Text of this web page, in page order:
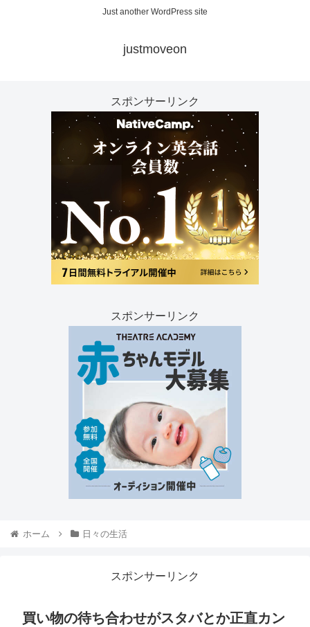
Just another WordPress site
justmoveon
スポンサーリンク
スポンサーリンク
ホーム 日々の生活
スポンサーリンク
買い物の待ち合わせがスタバとか正直カン